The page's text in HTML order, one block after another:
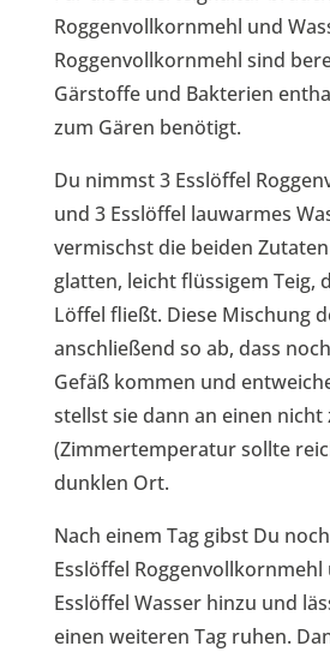
Roggenvollkornmehl und
Roggenvollkornmehl sind
Gärstoffe und Bakterien
zum Gären benötigt.
Du nimmst 3 Esslöffel
und 3 Esslöffel lauwarmes
vermischst die beiden
glatten, leicht flüssigem Teig,
Löffel fließt. Diese Mischung
anschließend so ab, dass
Gefäß kommen und
stellst sie dann an einen nicht
(Zimmertemperatur sollte
dunklen Ort.
Nach einem Tag gibst Du
Esslöffel Roggenvollkornmehl
Esslöffel Wasser hinzu und
einen weiteren Tag ruhen.